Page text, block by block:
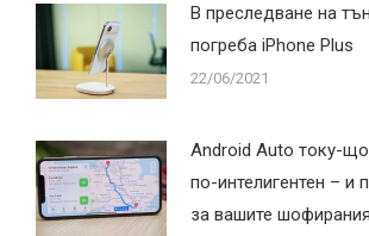
В преследване на
погреба iPhone Plus
22/06/2021
Android Auto току-
по-интелигентен – и
за вашите шофирания